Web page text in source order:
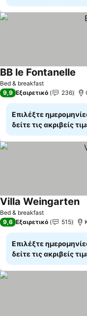
Bed & breakfast
BB le Fontanelle
9,9 Εξαιρετικό 236
Επιλέξτε
δείτε τις ακριβείς
Bed & breakfast
Villa Weingarten
9,6 Εξαιρετικό 515
Επιλέξτε
δείτε τις ακριβείς